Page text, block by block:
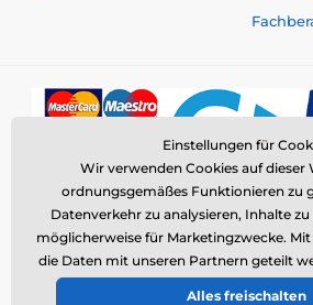
© 2026 www.elektro-halsbander.de ⦁
SIMPLIA.cz
Einstellungen für
Wir verwenden Cookies auf dieser
ordnungsgemäßes Funktionieren zu
Datenverkehr zu analysieren, Inhalte
möglicherweise für Marketingzwecke.
die Daten mit unseren Partnern geteilt
Alles freischalten